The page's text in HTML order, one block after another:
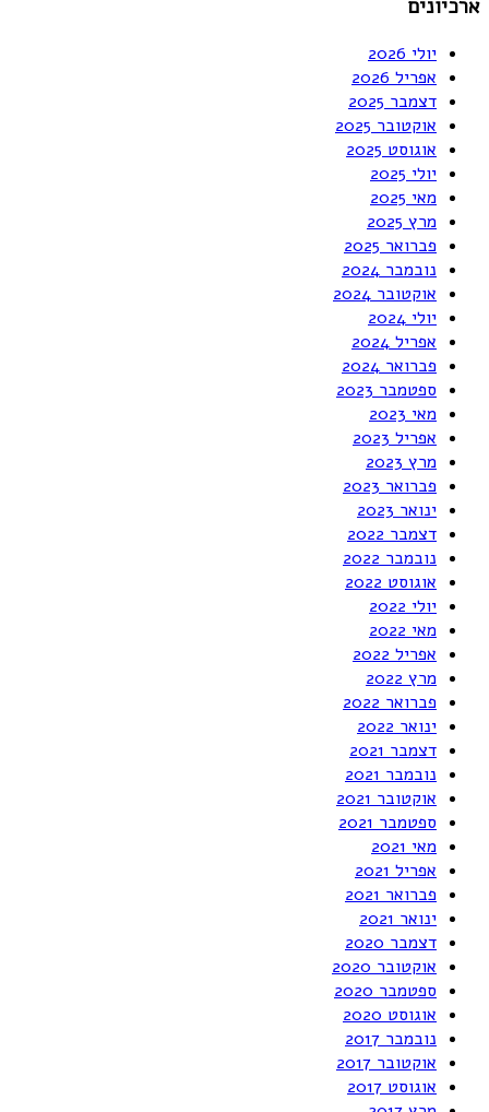
ארכיונים
יולי 2026
אפריל 2026
דצמבר 2025
אוקטובר 2025
אוגוסט 2025
יולי 2025
מאי 2025
מרץ 2025
פברואר 2025
נובמבר 2024
אוקטובר 2024
יולי 2024
אפריל 2024
פברואר 2024
ספטמבר 2023
מאי 2023
אפריל 2023
מרץ 2023
פברואר 2023
ינואר 2023
דצמבר 2022
נובמבר 2022
אוגוסט 2022
יולי 2022
מאי 2022
אפריל 2022
מרץ 2022
פברואר 2022
ינואר 2022
דצמבר 2021
נובמבר 2021
אוקטובר 2021
ספטמבר 2021
מאי 2021
אפריל 2021
פברואר 2021
ינואר 2021
דצמבר 2020
אוקטובר 2020
ספטמבר 2020
אוגוסט 2020
נובמבר 2017
אוקטובר 2017
אוגוסט 2017